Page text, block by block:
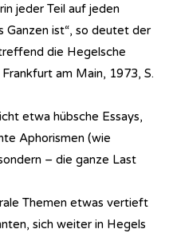
jeder Teil auf jeden
Ganzen ist“, so deutet der
die Hegelsche
am Main, 1973, S.
etwa hübsche Essays,
Aphorismen (wie
– die ganze Last
Themen etwas vertieft
sich weiter in Hegels